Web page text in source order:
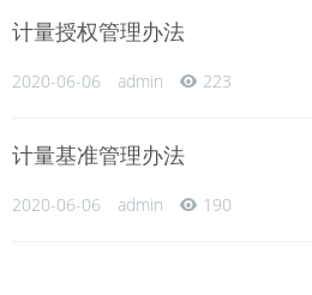
计量授权管理办法
2020-06-06 admin 223
计量基准管理办法
2020-06-06 admin 190